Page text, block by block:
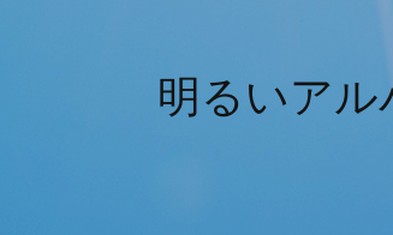
明るいア